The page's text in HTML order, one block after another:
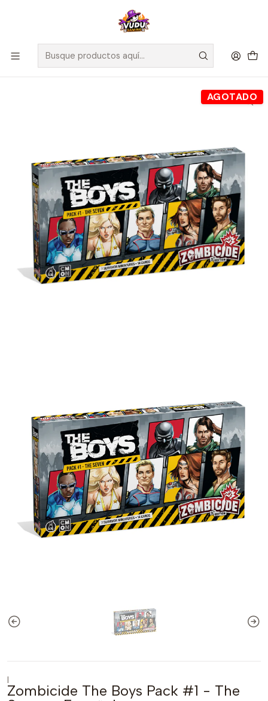
🚀 ¡Despachamos a todo Chile! Envío GRATIS a Regiones sobre
$100.000 y a RM sobre $35.000
Inicio Juegos de Mesa Expansiones
Zombicide The Boys Pack #1 - The Seven - Español
AGOTADO
|
Zombicide The Boys Pack #1 - The